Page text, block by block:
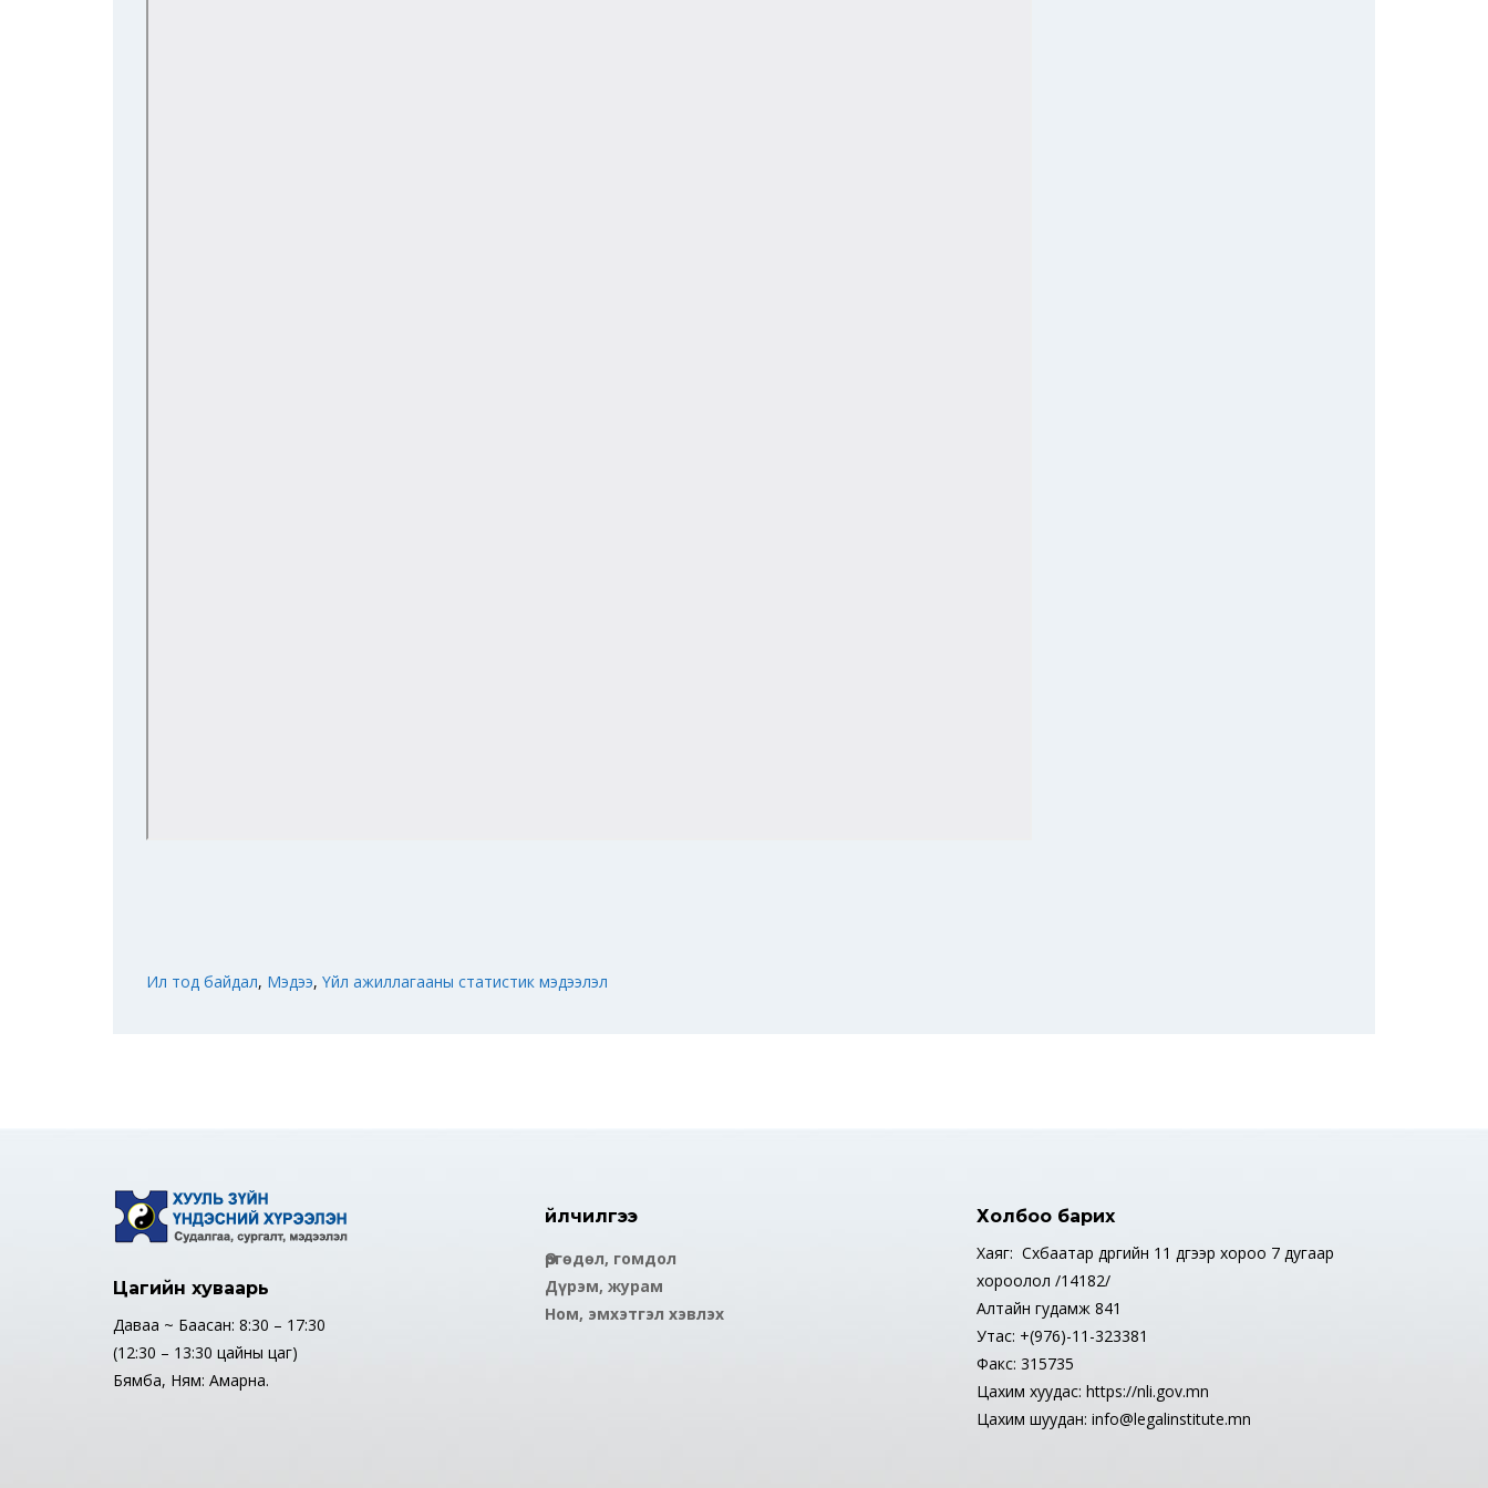
Ил тод байдал, Мэдээ, Үйл ажиллагааны статистик мэдээлэл
Цагийн хуваарь
Даваа ~ Баасан: 8:30 – 17:30
(12:30 – 13:30 цайны цаг)
Бямба, Ням: Амарна.
Үйлчилгээ
Өргөдөл, гомдол
Дүрэм, журам
Ном, эмхэтгэл хэвлэх
Холбоо барих
Хаяг: Сүхбаатар дүүргийн 11 дүгээр хороо 7 дугаар
хороолол /14182/
Алтайн гудамж 841
Утас: +(976)-11-323381
Факс: 315735
Цахим хуудас: https://nli.gov.mn
Цахим шуудан: info@legalinstitute.mn